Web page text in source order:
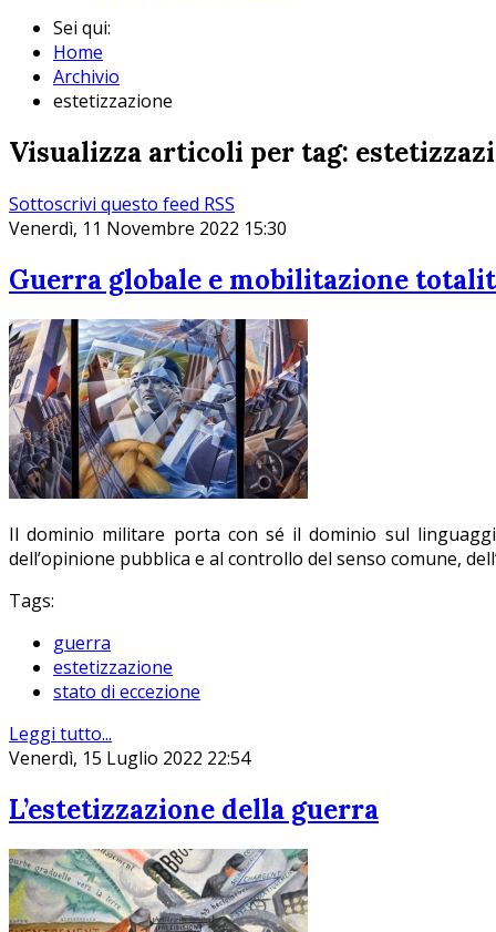
Sei qui:
Home
Archivio
estetizzazione
Visualizza articoli per tag:
Sottoscrivi questo feed RSS
Venerdì, 11 Novembre 2022 15:30
Guerra globale e mobilitazione
Il dominio militare porta con sé il dominio sul
dell’opinione pubblica e al controllo del senso comune,
Tags:
guerra
estetizzazione
stato di eccezione
Leggi tutto...
Venerdì, 15 Luglio 2022 22:54
L’estetizzazione della guerra